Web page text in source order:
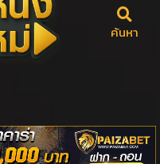
ค้นหา